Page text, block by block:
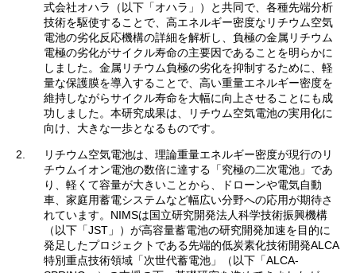
式会社オハラ（以下「オハラ」）と共同で、各種先端分析
技術を駆使することで、高エネルギー密度なリチウム空気
電池の劣化反応機構の詳細を解析し、負極の金属リチウム
電極の劣化がサイクル寿命の主要因であることを明らかに
しました。金属リチウム負極の劣化を抑制するために、軽
量な保護膜を導入することで、高い重量エネルギー密度を
維持しながらサイクル寿命を大幅に向上させることにも成
功しました。本研究成果は、リチウム空気電池の実用化に
向け、大きな一歩となるものです。
2.
リチウム空気電池は、理論重量エネルギー密度が現行のリ
チウムイオン電池の数倍に達する「究極の二次電池」であ
り、軽くて容量が大きいことから、ドローンや電気自動
車、家庭用蓄電システムなど幅広い分野への応用が期待さ
れています。NIMSは国立研究開発法人科学技術振興機構
（以下「JST」）が高容量蓄電池の研究開発加速を目的に
発足したプロジェクトである先端的低炭素化技術開発ALCA
特別重点技術領域「次世代蓄電池」（以下「ALCA-